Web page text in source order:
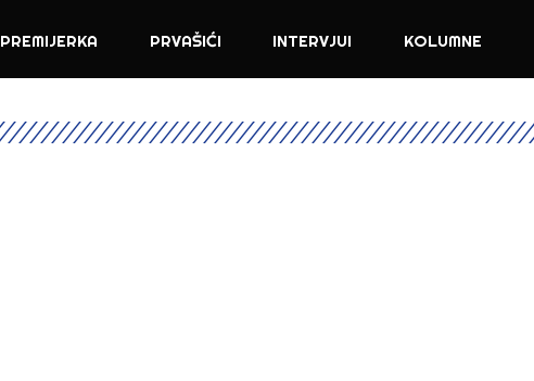
PREMIJERKA PRVAŠIĆI INTERVJUI KOLUMNE